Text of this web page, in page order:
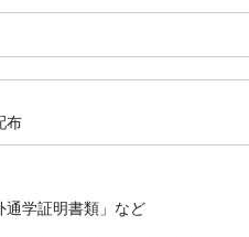
布
通学証明書類」など